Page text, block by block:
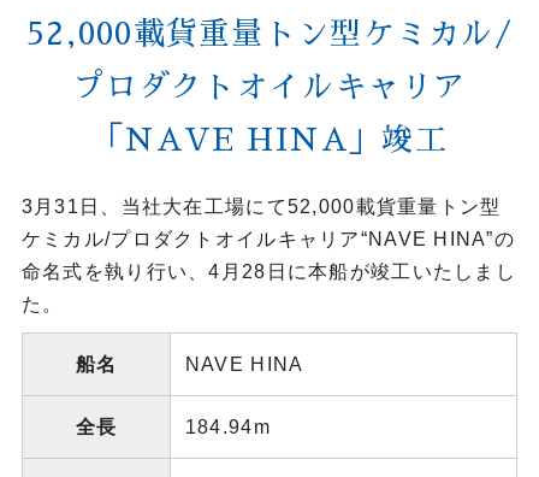
52,000載貨重量トン型ケミカル/
プロダクトオイルキャリア
「NAVE HINA」竣工
3月31日、当社大在工場にて52,000載貨重量トン型
ケミカル/プロダクトオイルキャリア“NAVE HINA”の
命名式を執り行い、4月28日に本船が竣工いたしまし
た。
船名 NAVE HINA
全長 184.94m